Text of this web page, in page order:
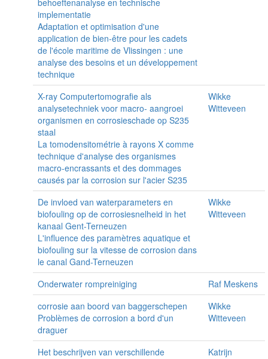
implementatie
Adaptation et optimisation d'une
application de bien-être pour les cadets
de l'école maritime de Vlissingen : une
analyse des besoins et un développement
technique
X-ray Computertomografie als
analysetechniek voor macro- aangroei
organismen en corrosieschade op S235
staal
La tomodensitométrie à rayons X comme
technique d'analyse des organismes
macro-encrassants et des dommages
causés par la corrosion sur l'acier S235
Wikke
Witteveen
De invloed van waterparameters en
biofouling op de corrosiesnelheid in het
kanaal Gent-Terneuzen
L'influence des paramètres aquatique et
biofouling sur la vitesse de corrosion dans
le canal Gand-Terneuzen
Wikke
Witteveen
Onderwater rompreiniging
Raf Meskens
corrosie aan boord van baggerschepen
Problèmes de corrosion a bord d'un
draguer
Wikke
Witteveen
Het beschrijven van verschillende
Katrijn